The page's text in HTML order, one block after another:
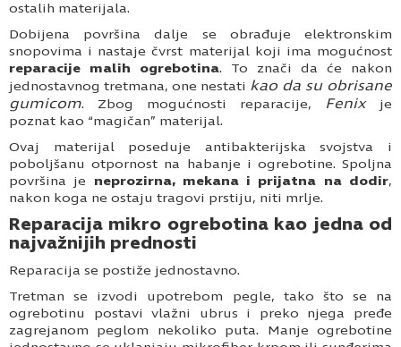
ostalih materijala.
Dobijena površina dalje se obrađuje elektronskim
snopovima i nastaje čvrst materijal koji ima mogućnost
reparacije malih ogrebotina. To znači da će nakon
jednostavnog tretmana, one nestati kao da su obrisane
gumicom. Zbog mogućnosti reparacije, Fenix
je
poznat kao “magičan” materijal.
Ovaj materijal poseduje antibakterijska svojstva i
poboljšanu otpornost na habanje i ogrebotine. Spoljna
površina je neprozirna, mekana i prijatna na dodir,
nakon koga ne ostaju tragovi prstiju, niti mrlje.
Reparacija mikro ogrebotina kao jedna od
najvažnijih prednosti
Reparacija se postiže jednostavno.
Tretman se izvodi upotrebom pegle, tako što se na
ogrebotinu postavi vlažni ubrus i preko njega pređe
zagrejanom peglom nekoliko puta. Manje ogrebotine